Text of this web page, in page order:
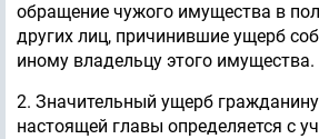
обращение чужого имущества в
других лиц, причинившие ущерб
иному владельцу этого имущества.
2. Значительный ущерб
настоящей главы определяется с